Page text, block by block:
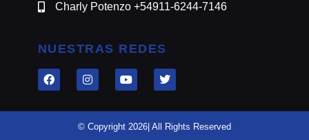
Charly Potenzo +54911-6244-7146
NUESTRAS REDES
© Copyright 2026| All Rights Reserved